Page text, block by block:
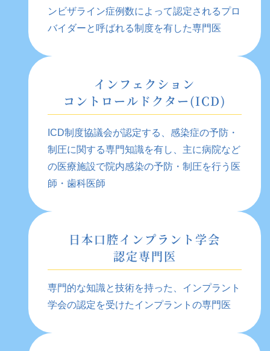
ンビザライン症例数によって認定されるプロ
バイダーと呼ばれる制度を有した専門医
インフェクション
コントロールドクター(ICD)
ICD制度協議会が認定する、感染症の予防・
制圧に関する専門知識を有し、主に病院など
の医療施設で院内感染の予防・制圧を行う医
師・歯科医師
日本口腔インプラント学会
認定専門医
専門的な知識と技術を持った、インプラント
学会の認定を受けたインプラントの専門医